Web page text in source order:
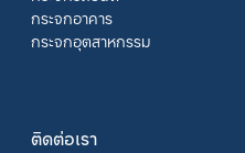
กระจกอาคาร
กระจกอุตสาหกรรม
ติดต่อเรา